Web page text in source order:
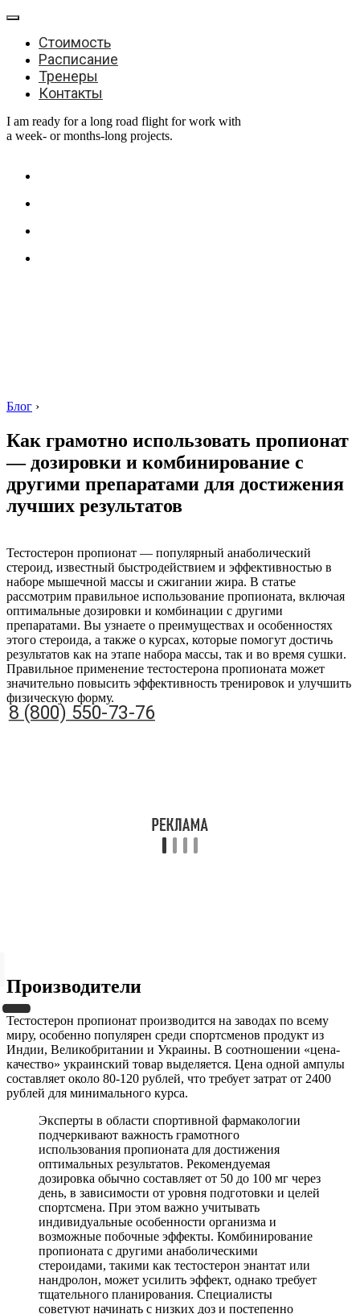
Стоимость
Расписание
Тренеры
Контакты
I am ready for a long road flight for work with
a week- or months-long projects.
8 (800) 550-73-76
Блог ›
Как грамотно использовать пропионат
— дозировки и комбинирование с
другими препаратами для достижения
лучших результатов
Тестостерон пропионат — популярный анаболический
стероид, известный быстродействием и эффективностью в
наборе мышечной массы и сжигании жира. В статье
рассмотрим правильное использование пропионата, включая
оптимальные дозировки и комбинации с другими
препаратами. Вы узнаете о преимуществах и особенностях
этого стероида, а также о курсах, которые помогут достичь
результатов как на этапе набора массы, так и во время сушки.
Правильное применение тестостерона пропионата может
значительно повысить эффективность тренировок и улучшить
физическую форму.
Производители
Тестостерон пропионат производится на заводах по всему
миру, особенно популярен среди спортсменов продукт из
Индии, Великобритании и Украины. В соотношении «цена-
качество» украинский товар выделяется. Цена одной ампулы
составляет около 80-120 рублей, что требует затрат от 2400
рублей для минимального курса.
Эксперты в области спортивной фармакологии
подчеркивают важность грамотного
использования пропионата для достижения
оптимальных результатов. Рекомендуемая
дозировка обычно составляет от 50 до 100 мг через
день, в зависимости от уровня подготовки и целей
спортсмена. При этом важно учитывать
индивидуальные особенности организма и
возможные побочные эффекты. Комбинирование
пропионата с другими анаболическими
стероидами, такими как тестостерон энантат или
нандролон, может усилить эффект, однако требует
тщательного планирования. Специалисты
советуют начинать с низких доз и постепенно